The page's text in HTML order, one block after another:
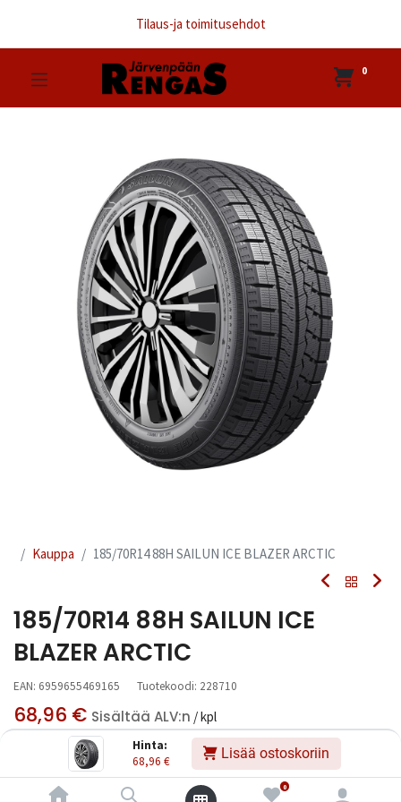
Hinta:
68,96 € Lisää ostoskoriin
0
Tilaus-ja toimitusehdot
0
Kauppa 185/70R14 88H SAILUN ICE BLAZER ARCTIC
185/70R14 88H SAILUN ICE
BLAZER ARCTIC
EAN: 6959655469165 Tuotekoodi: 228710
68,96 € Sisältää ALV:n / kpl
Toimittajilla (kotimaa):
Saatavilla
Toimitusaika:
3 arkipäivää